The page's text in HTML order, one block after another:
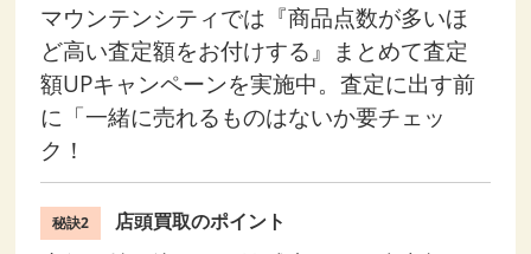
マウンテンシティでは『商品点数が多いほ
ど高い査定額をお付けする』まとめて査定
額UPキャンペーンを実施中。査定に出す前
に「一緒に売れるものはないか要チェッ
ク！
秘訣2 店頭買取のポイント